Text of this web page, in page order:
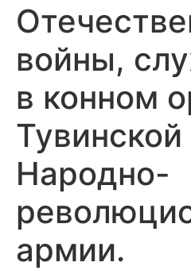
войны,
в конном
Тувинской
Народно-
армии.